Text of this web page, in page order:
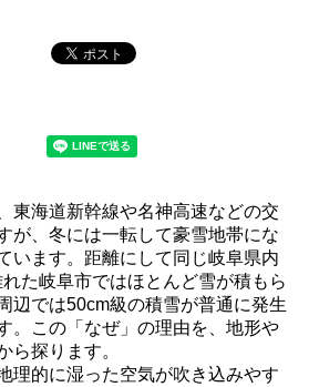
東海道新幹線や名神高速などの交
が、冬には一転して豪雪地帯にな
います。距離にして同じ岐阜県内
た岐阜市ではほとんど雪が積もら
辺では50cm級の積雪が普通に発生
。この「なぜ」の理由を、地形や
ら探ります。
理的に湿った空気が吹き込みやす